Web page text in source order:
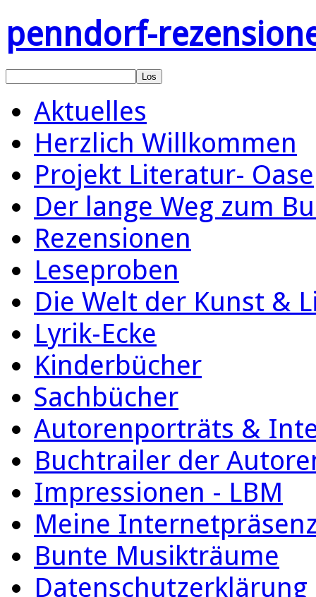
penndorf-
Aktuelles
Herzlich Willkommen
Projekt Literatur- Oase
Der lange Weg zum
Rezensionen
Leseproben
Die Welt der Kunst &
Lyrik-Ecke
Kinderbücher
Sachbücher
Autorenporträts &
Buchtrailer der
Impressionen - LBM
Meine
Bunte Musikträume
Datenschutzerklärung